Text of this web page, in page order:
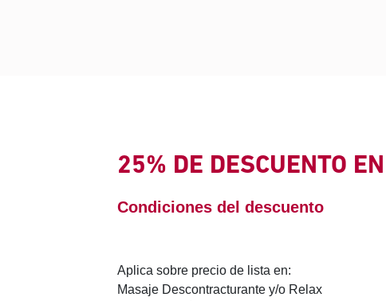
25% DE DESCUENTO
Condiciones del descuento
Aplica sobre precio de lista en:
Masaje Descontracturante y/o Relax